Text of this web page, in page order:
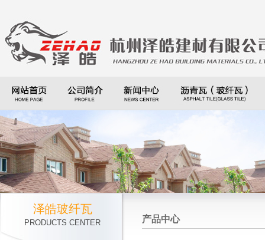
泽皓玻纤瓦
PRODUCTS CENTER 产品中心